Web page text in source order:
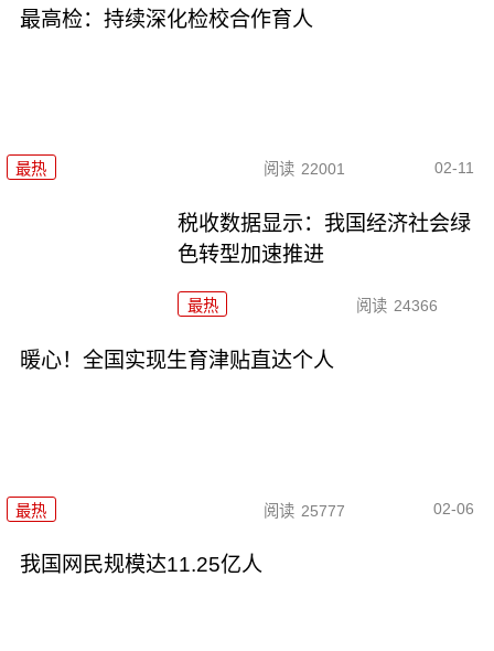
最高检：持续深化检校合作育人
最热 阅读 22001 02-11
税收数据显示：我国经济社会绿
色转型加速推进
最热 阅读 24366
暖心！全国实现生育津贴直达个人
最热 阅读 25777 02-06
我国网民规模达11.25亿人